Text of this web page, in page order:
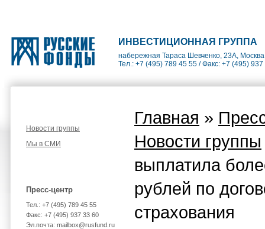
ИНВЕСТИЦИОННАЯ ГРУППА
набережная Тараса Шевченко, 23А,
Тел.: +7 (495) 789 45 55 / Факс: +7 (495)
Новости группы
Мы в СМИ
Пресс-центр
Тел.: +7 (495) 789 45 55
Факс: +7 (495) 937 33 60
Эл.почта: mailbox@rusfund.ru
Главная »
Новости группы
выплатила
рублей по
страхования